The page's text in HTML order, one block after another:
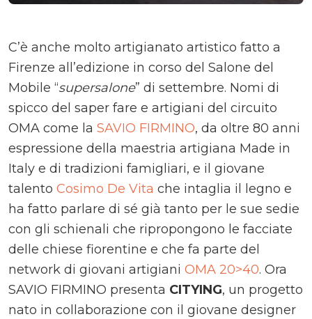
C’è anche molto artigianato artistico fatto a
Firenze all’edizione in corso del Salone del
Mobile “supersalone” di settembre. Nomi di
spicco del saper fare e artigiani del circuito
OMA come la SAVIO FIRMINO, da oltre 80 anni
espressione della maestria artigiana Made in
Italy e di tradizioni famigliari, e il giovane
talento Cosimo De Vita che intaglia il legno e
ha fatto parlare di sé già tanto per le sue sedie
con gli schienali che ripropongono le facciate
delle chiese fiorentine e che fa parte del
network di giovani artigiani OMA 20>40. Ora
SAVIO FIRMINO presenta CITYING, un progetto
nato in collaborazione con il giovane designer